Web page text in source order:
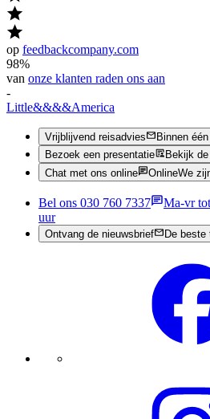
op feedbackcompany.com
98%
van onze klanten raden ons aan
-
Little&&&&America
Vrijblijvend reisadvies
Binnen
Bezoek een presentatie
Bekijk
Chat met ons online
OnlineWe
Bel ons 030 760 7337
Ma-vr
uur
Ontvang de nieuwsbrief De beste